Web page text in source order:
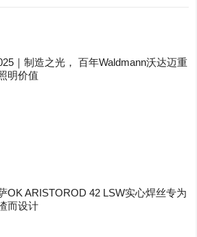
｜制造之光， 百年Waldmann沃达迈重
明价值
OK ARISTOROD 42 LSW实心焊丝专为
而设计